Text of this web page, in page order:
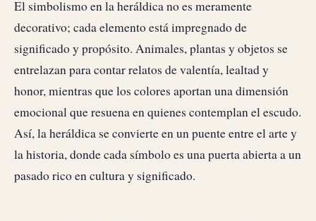
El simbolismo en la heráldica no es meramente
decorativo; cada elemento está impregnado de
significado y propósito. Animales, plantas y objetos se
entrelazan para contar relatos de valentía, lealtad y
honor, mientras que los colores aportan una dimensión
emocional que resuena en quienes contemplan el escudo.
Así, la heráldica se convierte en un puente entre el arte y
la historia, donde cada símbolo es una puerta abierta a un
pasado rico en cultura y significado.